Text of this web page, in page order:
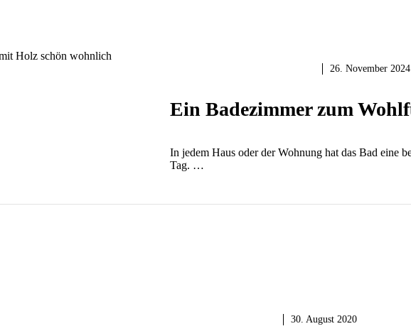
26. November 2024
Ein Badezimmer zum
In jedem Haus oder der Wohnung hat das Bad eine
Tag. …
30. August 2020